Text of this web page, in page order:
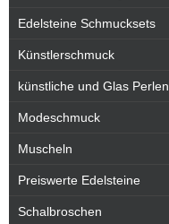
Edelsteine Schmucksets
Künstlerschmuck
künstliche und Glas Perlen
Modeschmuck
Muscheln
Preiswerte Edelsteine
Schalbroschen